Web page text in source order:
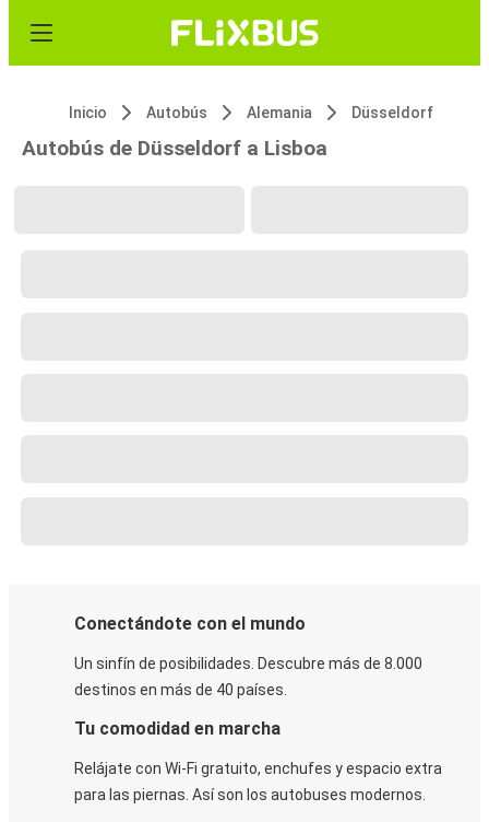
Inicio Autobús Alemania Düsseldorf
Autobús de Düsseldorf a Lisboa
Conectándote con el mundo
Un sinfín de posibilidades. Descubre más de 8.000
destinos en más de 40 países.
Tu comodidad en marcha
Relájate con Wi-Fi gratuito, enchufes y espacio extra
para las piernas. Así son los autobuses modernos.